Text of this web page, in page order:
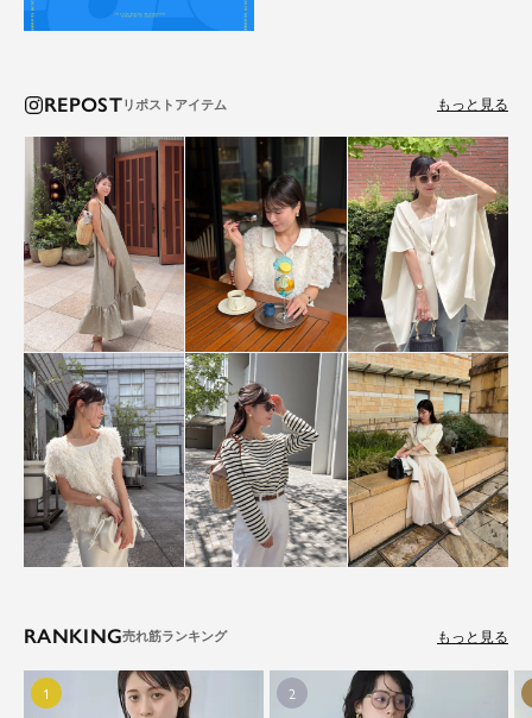
REPOST もっと見る
RANKING もっと見る